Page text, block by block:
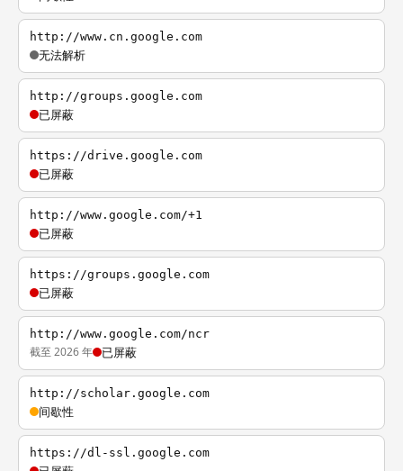
http://www.cn.google.com
无法解析
http://groups.google.com
已屏蔽
https://drive.google.com
已屏蔽
http://www.google.com/+1
已屏蔽
https://groups.google.com
已屏蔽
http://www.google.com/ncr
截至 2026 年 已屏蔽
http://scholar.google.com
间歇性
https://dl-ssl.google.com